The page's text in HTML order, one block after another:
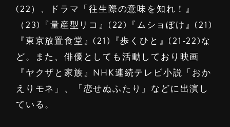
(22）、ドラマ「往生際の意味を知れ！』
（23)『量産型リコ』(22)『ムショぼけ』(21)
『東京放置食堂』(21)『歩くひと』(21-22)な
ど。また、俳優としても活動しており映画
『ヤクザと家族』NHK連続テレビ小説「おか
えりモネ」、「恋せぬふたり」などに出演し
ている。